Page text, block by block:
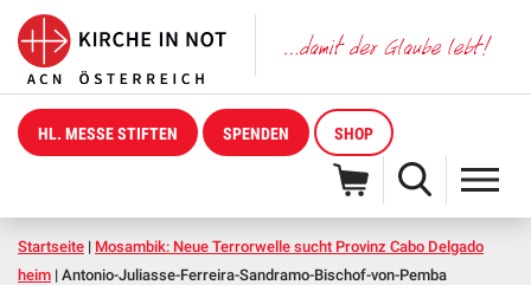
HL. MESSE STIFTEN SPENDEN SHOP
Startseite | Mosambik: Neue Terrorwelle sucht Provinz Cabo Delgado
heim | Antonio-Juliasse-Ferreira-Sandramo-Bischof-von-Pemba